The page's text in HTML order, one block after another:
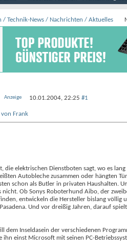
/ Technik-News / Nachrichten / Aktuelles
Anzeige 10.01.2004, 22:25 #1
die elektrischen Dienstboten sagt, wo es lang
Autobleche zusammen oder hängten
schon als Butler in privaten Haushalten.
nicht. Ob Sonys Roboterhund Aibo, der
entwickeln die Hersteller bislang
Und vor dreißig Jahren, darauf
dem Inseldasein der verschiedenen
ihn einst Microsoft mit seinen PC-